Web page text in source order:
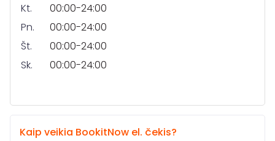
Kt.
00:00-24:00
Pn.
00:00-24:00
Št.
00:00-24:00
Sk.
00:00-24:00
Kaip veikia BookitNow el. čekis?